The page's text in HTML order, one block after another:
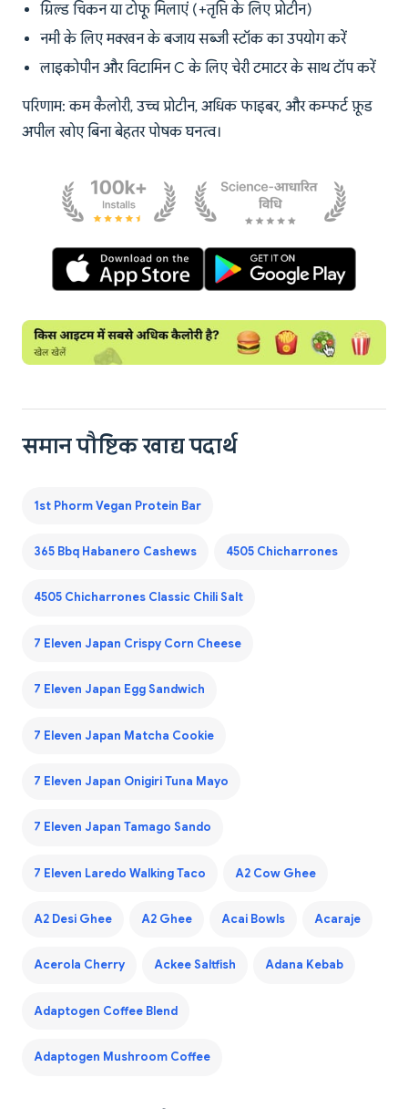
ग्रिल्ड चिकन या टोफू मिलाएं (+तृप्ति के लिए प्रोटीन)
नमी के लिए मक्खन के बजाय सब्जी स्टॉक का उपयोग करें
लाइकोपीन और विटामिन C के लिए चेरी टमाटर के साथ टॉप करें
परिणाम: कम कैलोरी, उच्च प्रोटीन, अधिक फाइबर, और कम्फर्ट फ़ूड
अपील खोए बिना बेहतर पोषक घनत्व।
समान पौष्टिक खाद्य पदार्थ
1st Phorm Vegan Protein Bar
365 Bbq Habanero Cashews 4505 Chicharrones
4505 Chicharrones Classic Chili Salt
7 Eleven Japan Crispy Corn Cheese
7 Eleven Japan Egg Sandwich
7 Eleven Japan Matcha Cookie
7 Eleven Japan Onigiri Tuna Mayo
7 Eleven Japan Tamago Sando
7 Eleven Laredo Walking Taco A2 Cow Ghee
A2 Desi Ghee A2 Ghee Acai Bowls Acaraje
Acerola Cherry Ackee Saltfish Adana Kebab
Adaptogen Coffee Blend
Adaptogen Mushroom Coffee